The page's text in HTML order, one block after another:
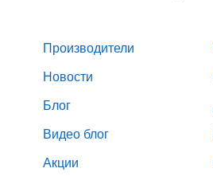
Производители
Новости
Блог
Видео блог
Акции